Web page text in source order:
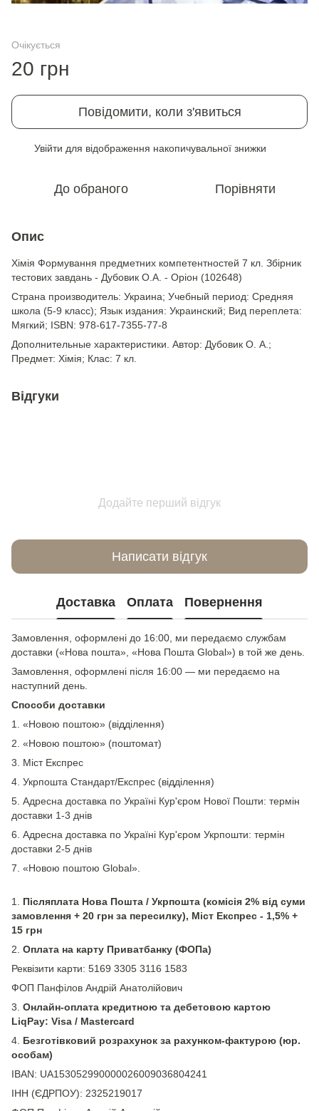
Очікується
20 грн
Повідомити, коли з'явиться
Увійти для відображення накопичувальної знижки
До обраного Порівняти
Опис
Хімія Формування предметних компетентностей 7 кл. Збірник
тестових завдань - Дубовик О.А. - Оріон (102648)
Страна производитель: Украина; Учебный период: Средняя
школа (5-9 класс); Язык издания: Украинский; Вид переплета:
Мягкий; ISBN: 978-617-7355-77-8
Дополнительные характеристики. Автор: Дубовик О. А.;
Предмет: Хімія; Клас: 7 кл.
Відгуки
Додайте перший відгук
Написати відгук
Доставка Оплата Повернення
Замовлення, оформлені до 16:00, ми передаємо службам
доставки («Нова пошта», «Нова Пошта Global») в той же день.
Замовлення, оформлені після 16:00 — ми передаємо на
наступний день.
Способи доставки
1. «Новою поштою» (відділення)
2. «Новою поштою» (поштомат)
3. Міст Експрес
4. Укрпошта Стандарт/Експрес (відділення)
5. Адресна доставка по Україні Кур'єром Нової Пошти: термін
доставки 1-3 днів
6. Адресна доставка по Україні Кур'єром Укрпошти: термін
доставки 2-5 днів
7. «Новою поштою Global».
1. Післяплата Нова Пошта / Укрпошта (комісія 2% від суми
замовлення + 20 грн за пересилку), Міст Експрес - 1,5% +
15 грн
2. Оплата на карту Приватбанку (ФОПа)
Реквізити карти: 5169 3305 3116 1583
ФОП Панфілов Андрій Анатолійович
3. Онлайн-оплата кредитною та дебетовою картою
LiqPay: Visa / Mastercard
4. Безготівковий розрахунок за рахунком-фактурою (юр.
особам)
IBAN: UA153052990000026009036804241
ІНН (ЄДРПОУ): 2325219017